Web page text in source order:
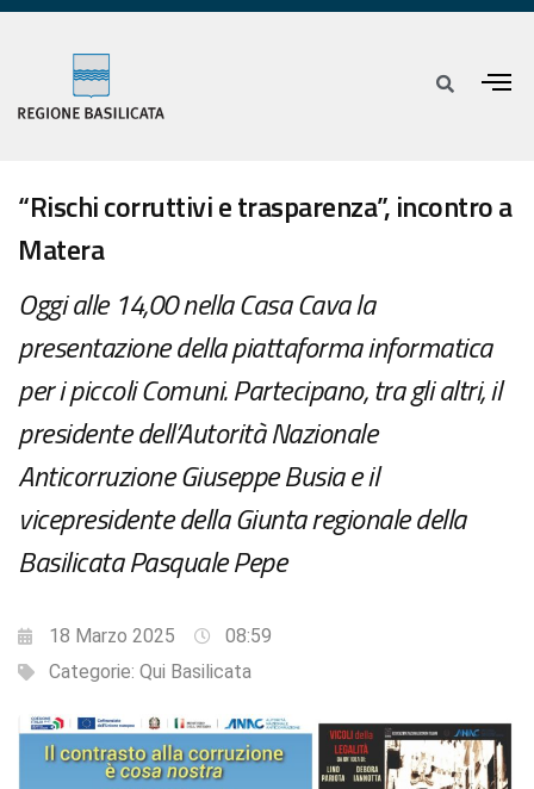
“Rischi corruttivi e trasparenza”, incontro a
Matera
Oggi alle 14,00 nella Casa Cava la
presentazione della piattaforma informatica
per i piccoli Comuni. Partecipano, tra gli altri, il
presidente dell’Autorità Nazionale
Anticorruzione Giuseppe Busia e il
vicepresidente della Giunta regionale della
Basilicata Pasquale Pepe
18 Marzo 2025
08:59
Categorie: Qui Basilicata